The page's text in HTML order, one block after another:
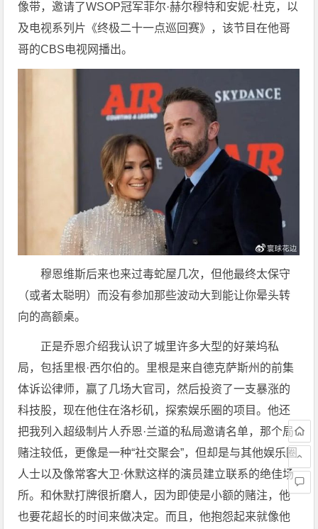
像带，邀请了WSOP冠军菲尔·赫尔穆特和安妮·杜克，以
及电视系列片《终极二十一点巡回赛》，该节目在他哥
哥的CBS电视网播出。
穆恩维斯后来也来过毒蛇屋几次，但他最终太保守
（或者太聪明）而没有参加那些波动大到能让你晕头转
向的高额桌。
正是乔恩介绍我认识了城里许多大型的好莱坞私
局，包括里根·西尔伯的。里根是来自德克萨斯州的前集
体诉讼律师，赢了几场大官司，然后投资了一支暴涨的
科技股，现在他住在洛杉矶，探索娱乐圈的项目。他还
把我列入超级制片人乔恩·兰道的私局邀请名单，那个局
赌注较低，更像是一种“社交聚会”，但却是与其他娱乐圈
人士以及像常客大卫·休默这样的演员建立联系的绝佳场
所。和休默打牌很折磨人，因为即使是小额的赌注，他
也要花超长的时间来做决定。而且，他抱怨起来就像他